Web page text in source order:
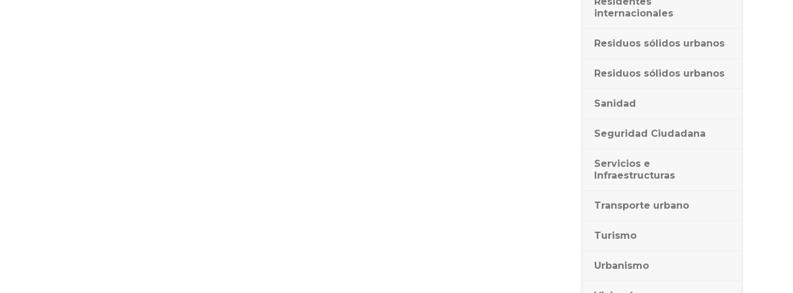
internacionales
Residuos sólidos urbanos
Residuos sólidos urbanos
Sanidad
Seguridad Ciudadana
Servicios e
Infraestructuras
Transporte urbano
Turismo
Urbanismo